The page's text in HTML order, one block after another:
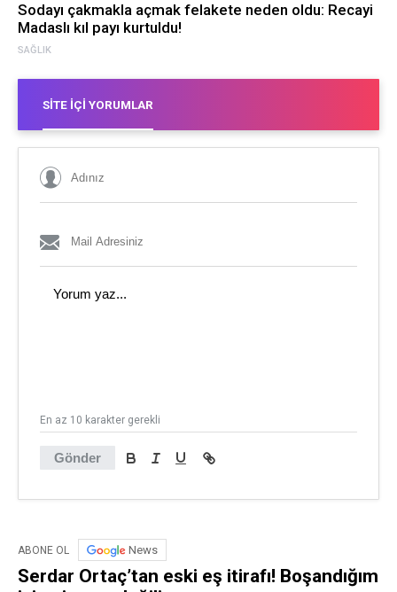
SAĞLIK
Sodayı çakmakla açmak felakete neden oldu: Recayi
Madaslı kıl payı kurtuldu!
SITE İÇI YORUMLAR
Gönder
En az 10 karakter gerekli
ABONE OL News
Serdar Ortaç’tan eski eş itirafı! Boşandığım